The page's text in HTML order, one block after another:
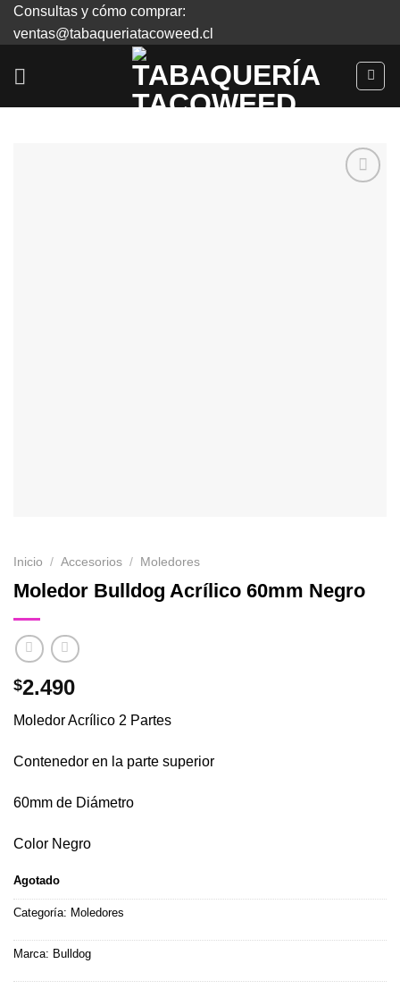
SkipConsultas y cómo comprar:
ventas@tabaqueriatacoweed.cl
Inicio / Accesorios / Moledores
Moledor Bulldog Acrílico 60mm Negro
$2.490
Moledor Acrílico 2 Partes
Contenedor en la parte superior
60mm de Diámetro
Color Negro
Agotado
Categoría: Moledores
Marca: Bulldog